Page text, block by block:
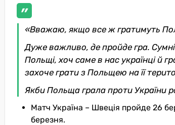
«Вважаю, якщо все ж гратимуть
Дуже важливо, де пройде гра.
Польщі, хоч саме в нас українці й
захоче грати з Польщею на її
Якби Польща грала проти України
Матч Україна – Швеція пройде 26
березня.